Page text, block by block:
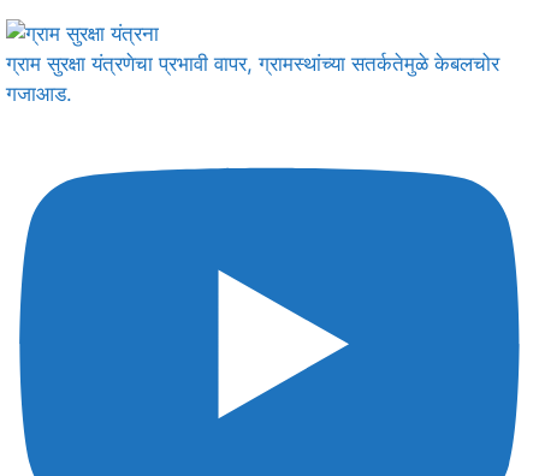
ग्राम सुरक्षा यंत्रणेचा प्रभावी वापर, ग्रामस्थांच्या सतर्कतेमुळे केबलचोर
गजाआड.